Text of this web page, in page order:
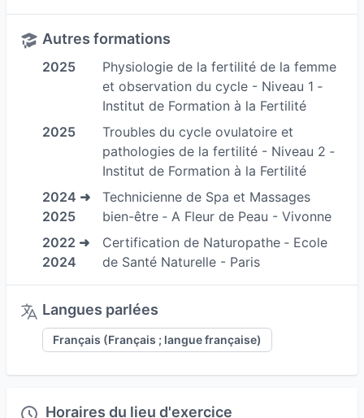
respectueuse du vivant. Elle mêle savoir-faire,
écoute attentive, et cohérence dans
l’accompagnement. Chaque séance, qu’il s’agisse
de naturopathie, de massages bien-être ou de
soins énergétiques, est pensée comme une
parenthèse, un moment pour se reconnecter à
soi, retrouver de l’élan, du confort, de la clarté.
Nous vivons dans un monde rapide, exigeant, où
disponibles, efficaces... mais rarement à l’écoute
C’est dans ce contexte que j’ai choisi de créer un
espace dédié à la prévention naturelle, à la
détente et à l’accompagnement personnalisé,
et les émotions forment un tout indissociable.
Autres formations
2025
Physiologie de la fertilité de la femme
et observation du cycle - Niveau 1 ‐
Institut de Formation à la Fertilité
2025
Troubles du cycle ovulatoire et
pathologies de la fertilité - Niveau 2 ‐
Institut de Formation à la Fertilité
2024 ➜
2025
Technicienne de Spa et Massages
bien-être ‐ A Fleur de Peau - Vivonne
2022 ➜
2024
Certification de Naturopathe ‐ Ecole
de Santé Naturelle - Paris
Langues parlées
Français (Français ; langue française)
Horaires du lieu d'exercice